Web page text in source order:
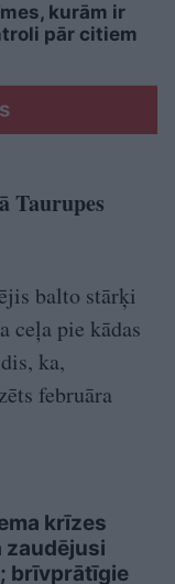
kurām ir
pār citiem
Taurupes
balto stārķi
ceļa pie kādas
ka,
februāra
krīzes
zaudējusi
brīvprātīgie